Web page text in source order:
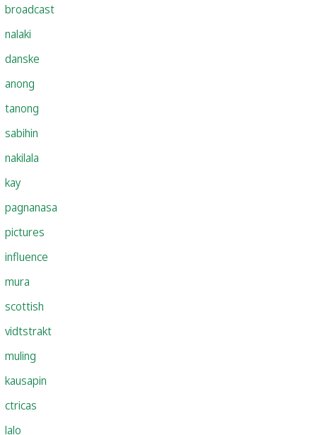
broadcast
nalaki
danske
anong
tanong
sabihin
nakilala
kay
pagnanasa
pictures
influence
mura
scottish
vidtstrakt
muling
kausapin
ctricas
lalo